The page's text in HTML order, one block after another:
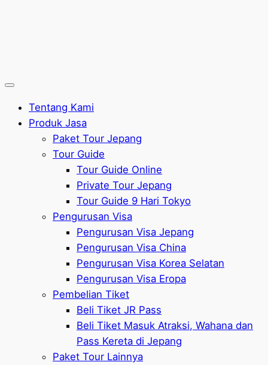
Tentang Kami
Produk Jasa
Paket Tour Jepang
Tour Guide
Tour Guide Online
Private Tour Jepang
Tour Guide 9 Hari Tokyo
Pengurusan Visa
Pengurusan Visa Jepang
Pengurusan Visa China
Pengurusan Visa Korea Selatan
Pengurusan Visa Eropa
Pembelian Tiket
Beli Tiket JR Pass
Beli Tiket Masuk Atraksi, Wahana dan
Pass Kereta di Jepang
Paket Tour Lainnya